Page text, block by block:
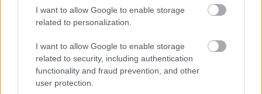
I want to allow Google to enable storage
related to personalization.
I want to allow Google to enable storage
related to security, including authentication
functionality and fraud prevention, and other
user protection.
Μπαράζ συλλήψεων για ναρκωτικά σε Κέρκυρα
Στον Αστακό ολοκληρώνεται το Ράλι Ιονίου
Το ναυάγιο των 83 χρόνων: Εντοπίστηκε στο